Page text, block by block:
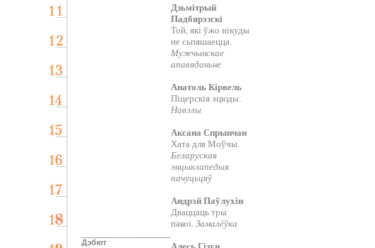
Дзьмітрый
Падбярэзскі
Той, які ўжо нікуды
не сьпяшаецца.
Мужчынскае
апавяданьне
Анатоль Кірвель
Піцерскія эцюды.
Навэлы
Аксана Спрынчан
Хата для Моўчы.
Беларуская
энцыклапедыя
пачуцьцяў
Андрэй Паўлухін
Дваццаць тры
пакоі. Замалёўка
Дэбют